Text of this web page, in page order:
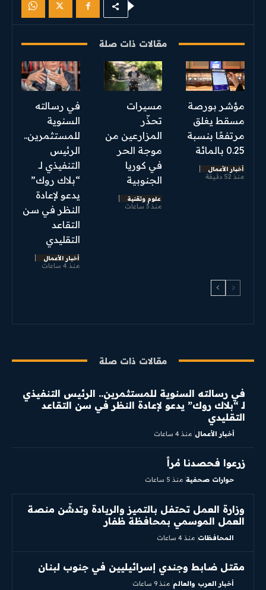
مقالات ذات صلة
مؤشر بورصة
مسقط يغلق
مرتفعًا بنسبة
0.25 بالمائة
أخبار الأعمال
منذ 52 دقيقة
مسيرات
تحذّر
المزارعين من
موجة الحر
في كوريا
الجنوبية
علوم وتقنية
منذ 3 ساعات
في رسالته
السنوية
للمستثمرين..
الرئيس
التنفيذي لـ
“بلاك روك”
يدعو لإعادة
النظر في سن
التقاعد
التقليدي
أخبار الأعمال
منذ 4 ساعات
مقالات ذات صلة
في رسالته السنوية للمستثمرين.. الرئيس التنفيذي
لـ “بلاك روك” يدعو لإعادة النظر في سن التقاعد
التقليدي
أخبار الأعمال منذ 4 ساعات
زرعوا فحصدنا مُراً
حوارات صحفية منذ 5 ساعات
وزارة العمل تحتفل بالتميز والريادة وتدشّن منصة
العمل الموسمي بمحافظة ظفار
المحافظات منذ 4 ساعات
مقتل ضابط وجندي إسرائيليين في جنوب لبنان
أخبار العرب والعالم منذ 9 ساعات